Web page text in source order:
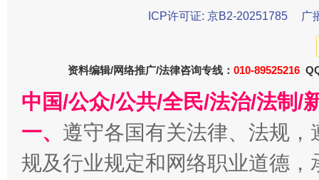
东山县通报“牛蛙产品抗生素超标问题” 法
ICP许可证: 京B2-20251785
广
资料编辑/网络推广/法律咨询专线： 010-89525216
中国/公众/公共/全民/法治/法制/
一、 遵守各国有关法律、法规
规及行业规定和网络职业道德